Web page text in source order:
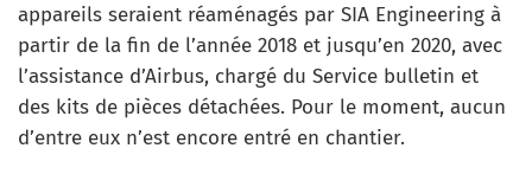
appareils seraient réaménagés par SIA Engineering à
partir de la fin de l’année 2018 et jusqu’en 2020, avec
l’assistance d’Airbus, chargé du Service bulletin et
des kits de pièces détachées. Pour le moment, aucun
d’entre eux n’est encore entré en chantier.